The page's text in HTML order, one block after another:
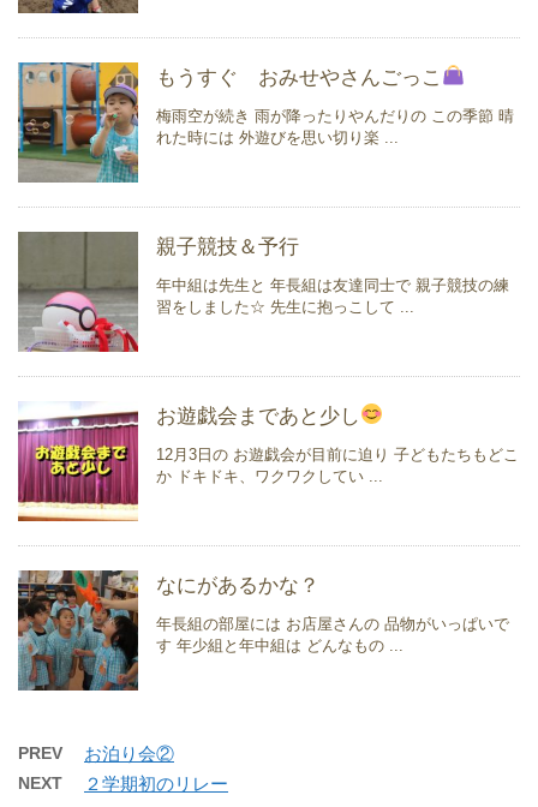
もうすぐ おみせやさんごっこ
梅雨空が続き 雨が降ったりやんだりの この季節 晴
れた時には 外遊びを思い切り楽 ...
親子競技＆予行
年中組は先生と 年長組は友達同士で 親子競技の練
習をしました☆ 先生に抱っこして ...
お遊戯会まであと少し
12月3日の お遊戯会が目前に迫り 子どもたちもどこ
か ドキドキ、ワクワクしてい ...
なにがあるかな？
年長組の部屋には お店屋さんの 品物がいっぱいで
す 年少組と年中組は どんなもの ...
PREV お泊り会②
NEXT ２学期初のリレー